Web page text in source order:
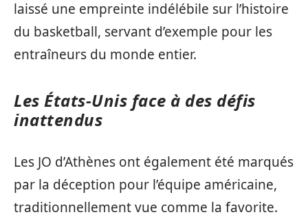
laissé une empreinte indélébile sur l’histoire
du basketball, servant d’exemple pour les
entraîneurs du monde entier.
Les États-Unis face à des défis
inattendus
Les JO d’Athènes ont également été marqués
par la déception pour l’équipe américaine,
traditionnellement vue comme la favorite.